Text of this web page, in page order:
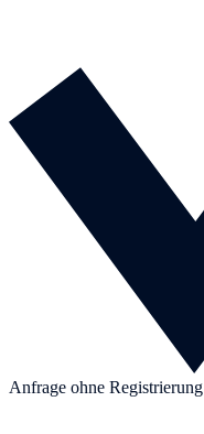
Anfrage ohne Registrierung